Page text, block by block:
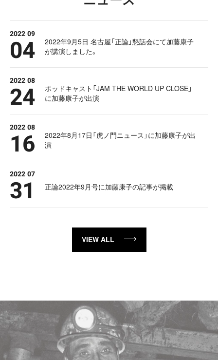
2022 09
04
2022年9月5日 名古屋「正論」懇話会にて加藤康子
が講演しました。
2022 08
24
ポッドキャスト「JAM THE WORLD UP CLOSE」
に加藤康子が出演
2022 08
16
2022年8月17日「虎ノ門ニュース」に加藤康子が出
演
2022 07
31 正論2022年9月号に加藤康子の記事が掲載
VIEW ALL